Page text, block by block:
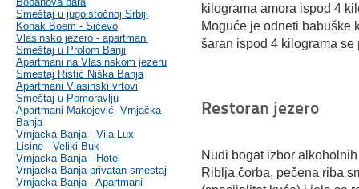
Smeštaj u jugoistočnoj Srbiji
Konak Boem - Sićevo
Vlasinsko jezero - apartmani
Smeštaj u Prolom Banji
Apartmani na Vlasinskom jezeru
Smestaj Ristić Niška Banja
Apartmani Vlasinski vrtovi
Smeštaj u Pomoravlju
Apartmani Makojević- Vrnjačka
Banja
Vrnjacka Banja - Vila Lux
Lisine - Veliki Buk
Vrnjacka Banja - Hotel
Vrnjacka Banja privatan smestaj
Vrnjacka Banja - Apartmani
kilograma amora ispod 4
Moguće je odneti babuške
šaran ispod 4 kilograma se
Restoran jezero
Nudi bogat izbor
Riblja čorba, pečena riba